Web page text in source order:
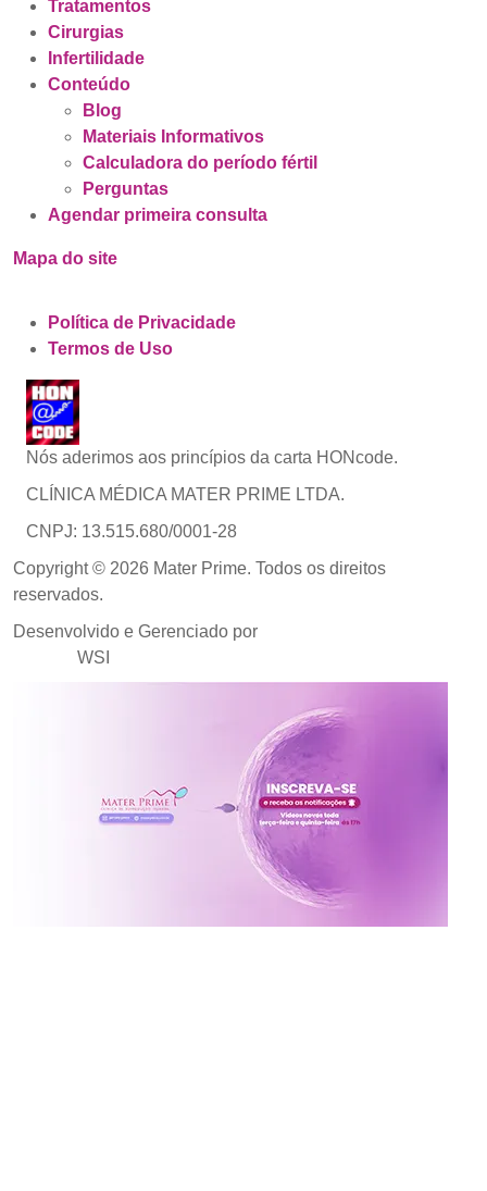
Tratamentos
Cirurgias
Infertilidade
Conteúdo
Blog
Materiais Informativos
Calculadora do período fértil
Perguntas
Agendar primeira consulta
Mapa do site
Política de Privacidade
Termos de Uso
Nós aderimos aos princípios da carta HONcode.
CLÍNICA MÉDICA MATER PRIME LTDA.
CNPJ: 13.515.680/0001-28
Copyright © 2026 Mater Prime. Todos os direitos
reservados.
Desenvolvido e Gerenciado por
WSI